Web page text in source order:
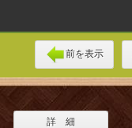
前を表示
詳 細